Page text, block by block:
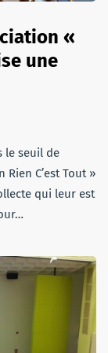
«
une
le seuil de
C’est Tout »
qui leur est